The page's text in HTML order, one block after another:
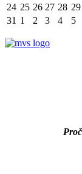
24 25 26 27 28 29
31 1 2 3 4 5